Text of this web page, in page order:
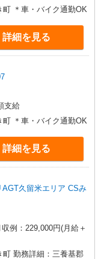
＊車・バイク通勤OK
詳細を見る
支給
＊車・バイク通勤OK
詳細を見る
久留米エリア CSみ
例：229,000円(月給＋
勤務詳細：三養基郡